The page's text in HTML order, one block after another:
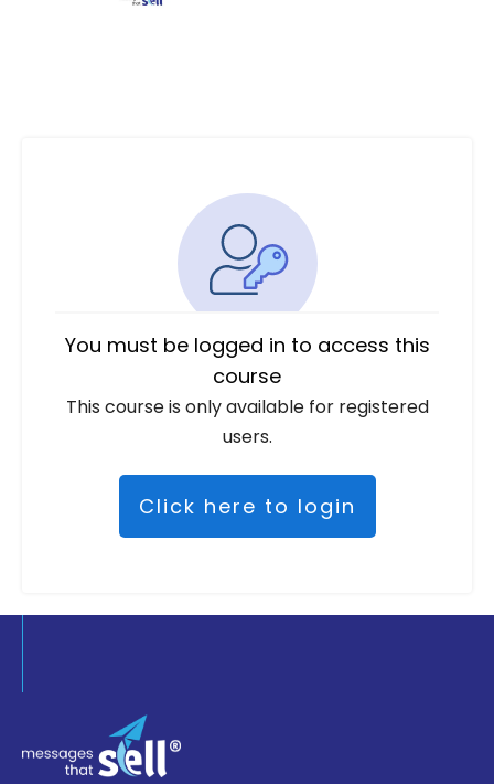
You must be logged in to access this
course
This course is only available for registered
users.
Click here to login